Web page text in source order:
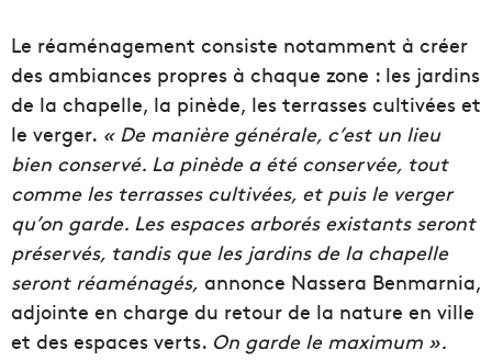
Le réaménagement consiste notamment à créer
des ambiances propres à chaque zone : les jardins
de la chapelle, la pinède, les terrasses cultivées et
le verger. « De manière générale, c’est un lieu
bien conservé. La pinède a été conservée, tout
comme les terrasses cultivées, et puis le verger
qu’on garde. Les espaces arborés existants seront
préservés, tandis que les jardins de la chapelle
seront réaménagés, annonce Nassera Benmarnia,
adjointe en charge du retour de la nature en ville
et des espaces verts. On garde le maximum ».